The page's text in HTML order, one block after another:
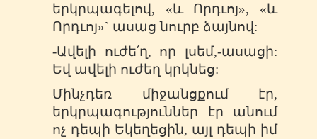
երկրպագելով, «և Որդւոյ», «և
Որդւոյ»` ասաց նուրբ ձայնով:
-Ավելի ուժե՛ղ, որ լսեմ,-ասացի:
Եվ ավելի ուժեղ կրկնեց:
Մինչդեռ միջանցքում էր,
երկրպագություններ էր անում
ոչ դեպի Եկեղեցին, այլ դեպի իմ